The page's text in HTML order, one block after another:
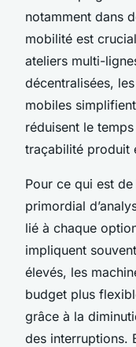
notamment dans
mobilité est
ateliers multi-
décentralisées,
mobiles
réduisent le
traçabilité produit
Pour ce qui est
primordial
lié à chaque
impliquent
élevés, les
budget plus
grâce à la
des interruptions.